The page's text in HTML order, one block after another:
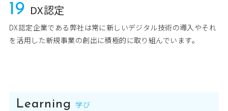
19 DX認定
DX認定企業である弊社は常に新しいデジタル技術の導入やそれ
を活用した新規事業の創出に積極的に取り組んでいます｡
Learning 学び